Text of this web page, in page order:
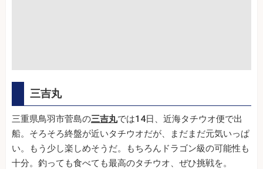
三吉丸
三重県鳥羽市菅島の三吉丸では14日、近海タチウオ便で出
船。そろそろ終盤が近いタチウオだが、まだまだ元気いっぱ
い。もう少し楽しめそうだ。もちろんドラゴン級の可能性も
十分。釣っても食べても最高のタチウオ、ぜひ挑戦を。